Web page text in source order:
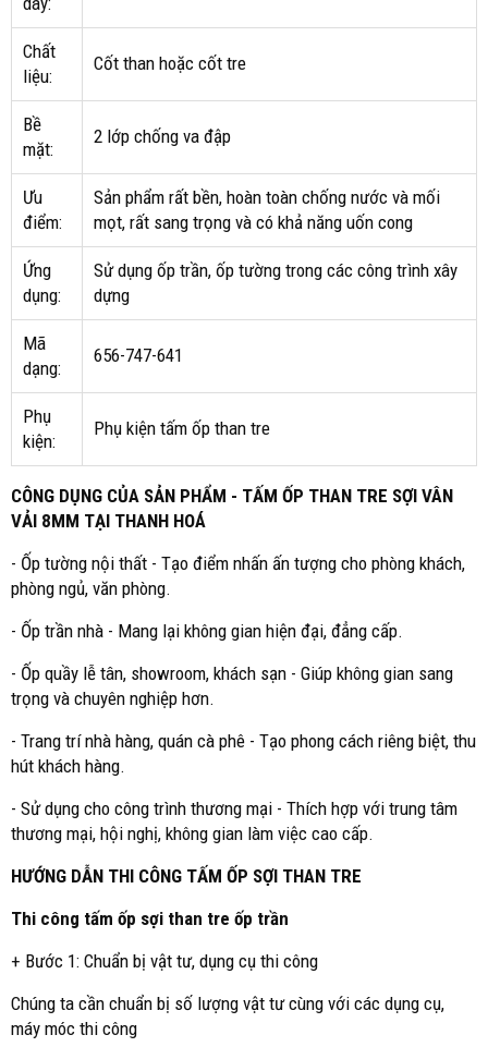
Chất
liệu:
Cốt than hoặc cốt tre
Bề
mặt:
2 lớp chống va đập
Ưu
điểm:
Sản phẩm rất bền, hoàn toàn chống nước và mối
mọt, rất sang trọng và có khả năng uốn cong
Ứng
dụng:
Sử dụng ốp trần, ốp tường trong các công trình xây
dựng
Mã
dạng:
656-747-641
Phụ
kiện:
Phụ kiện tấm ốp than tre
CÔNG DỤNG CỦA SẢN PHẨM - TẤM ỐP THAN TRE SỢI VÂN
VẢI 8MM TẠI THANH HOÁ
- Ốp tường nội thất - Tạo điểm nhấn ấn tượng cho phòng khách,
phòng ngủ, văn phòng.
- Ốp trần nhà - Mang lại không gian hiện đại, đẳng cấp.
- Ốp quầy lễ tân, showroom, khách sạn - Giúp không gian sang
trọng và chuyên nghiệp hơn.
- Trang trí nhà hàng, quán cà phê - Tạo phong cách riêng biệt, thu
hút khách hàng.
- Sử dụng cho công trình thương mại - Thích hợp với trung tâm
thương mại, hội nghị, không gian làm việc cao cấp.
HƯỚNG DẪN THI CÔNG TẤM ỐP SỢI THAN TRE
Thi công tấm ốp sợi than tre ốp trần
+ Bước 1: Chuẩn bị vật tư, dụng cụ thi công
Chúng ta cần chuẩn bị số lượng vật tư cùng với các dụng cụ,
máy móc thi công